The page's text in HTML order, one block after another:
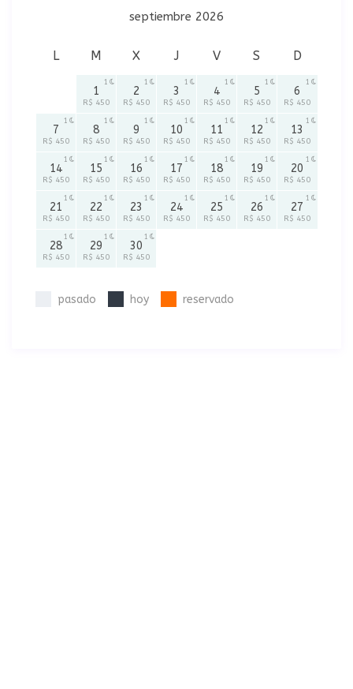
septiembre 2026
L M X J V S D
1
R$ 450
1
2
R$ 450
1
3
R$ 450
1
4
R$ 450
1
5
R$ 450
1
6
R$ 450
1
7
R$ 450
1
8
R$ 450
1
9
R$ 450
1
10
R$ 450
1
11
R$ 450
1
12
R$ 450
1
13
R$ 450
1
14
R$ 450
1
15
R$ 450
1
16
R$ 450
1
17
R$ 450
1
18
R$ 450
1
19
R$ 450
1
20
R$ 450
1
21
R$ 450
1
22
R$ 450
1
23
R$ 450
1
24
R$ 450
1
25
R$ 450
1
26
R$ 450
1
27
R$ 450
1
28
R$ 450
1
29
R$ 450
1
30
R$ 450
1
pasado hoy reservado